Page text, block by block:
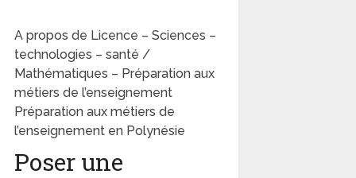
A propos de Licence – Sciences –
technologies – santé /
Mathématiques – Préparation aux
métiers de l’enseignement
Préparation aux métiers de
l’enseignement en Polynésie
Poser une